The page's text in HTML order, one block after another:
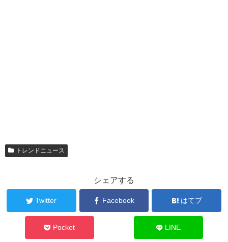
トレンドニュース
シェアする
Twitter Facebook はてブ
Pocket LINE